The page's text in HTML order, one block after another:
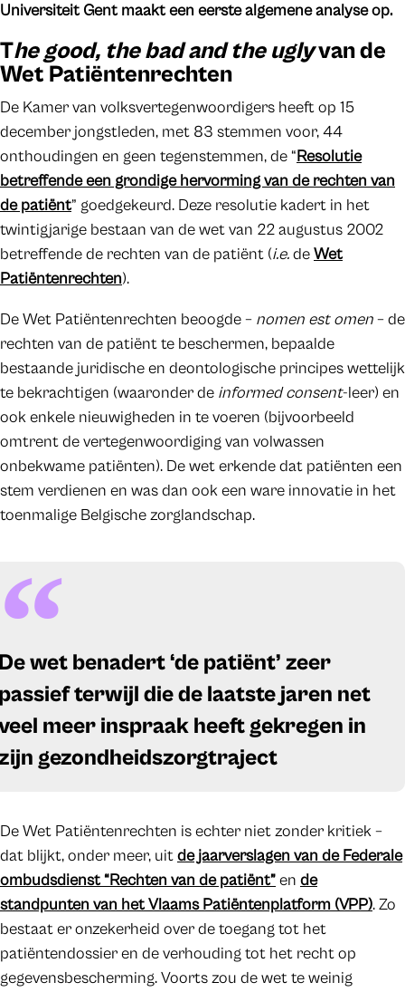
Universiteit Gent maakt een eerste algemene analyse op.
The good, the bad and the uglyvan de
Wet Patiëntenrechten
De Kamer van volksvertegenwoordigers heeft op 15
december jongstleden, met 83 stemmen voor, 44
onthoudingen en geen tegenstemmen, de “Resolutie
betreffende een grondige hervorming van de rechten van
de patiënt” goedgekeurd. Deze resolutie kadert in het
twintigjarige bestaan van de wet van 22 augustus 2002
betreffende de rechten van de patiënt (i.e.deWet
Patiëntenrechten).
De Wet Patiëntenrechten beoogde – nomen est omen– de
rechten van de patiënt te beschermen, bepaalde
bestaande juridische en deontologische principes wettelijk
te bekrachtigen (waaronder de informed consent-leer) en
ook enkele nieuwigheden in te voeren (bijvoorbeeld
omtrent de vertegenwoordiging van volwassen
onbekwame patiënten). De wet erkende dat patiënten een
stem verdienen en was dan ook een ware innovatie in het
toenmalige Belgische zorglandschap.
wet benadert ‘de patiënt’ zeer
terwijl die de laatste jaren net
meer inspraak heeft gekregen in
gezondheidszorgtraject
De Wet Patiëntenrechten is echter niet zonder kritiek –
dat blijkt, onder meer, uitde jaarverslagen van de Federale
ombudsdienst “Rechten van de patiënt”en de
standpunten van het Vlaams Patiëntenplatform (VPP). Zo
bestaat er onzekerheid over de toegang tot het
patiëntendossier en de verhouding tot het recht op
gegevensbescherming. Voorts zou de wet te weinig